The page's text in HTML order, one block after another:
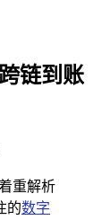
链到账
重解析
的数字